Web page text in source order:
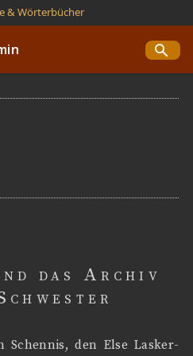
& Wörterbücher
das Archiv
den Else Lasker-